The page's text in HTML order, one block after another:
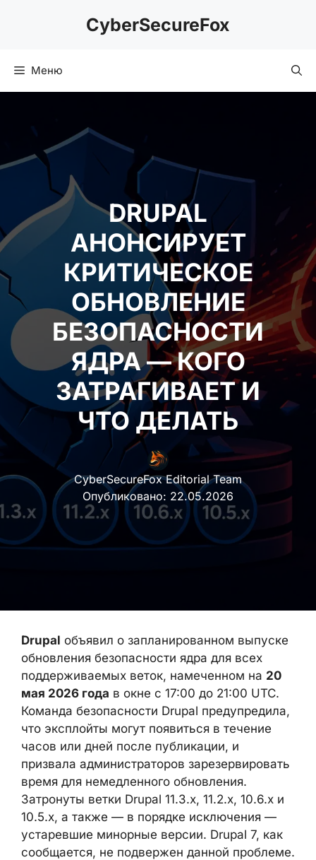
CyberSecureFox
Меню
DRUPAL
АНОНСИРУЕТ
КРИТИЧЕСКОЕ
ОБНОВЛЕНИЕ
БЕЗОПАСНОСТИ
ЯДРА — КОГО
ЗАТРАГИВАЕТ И
ЧТО ДЕЛАТЬ
CyberSecureFox Editorial Team
Опубликовано: 22.05.2026
Drupal объявил о запланированном выпуске
обновления безопасности ядра для всех
поддерживаемых веток, намеченном на 20
мая 2026 года в окне с 17:00 до 21:00 UTC.
Команда безопасности Drupal предупредила,
что эксплойты могут появиться в течение
часов или дней после публикации, и
призвала администраторов зарезервировать
время для немедленного обновления.
Затронуты ветки Drupal 11.3.x, 11.2.x, 10.6.x и
10.5.x, а также — в порядке исключения —
устаревшие минорные версии. Drupal 7, как
сообщается, не подвержен данной проблеме.